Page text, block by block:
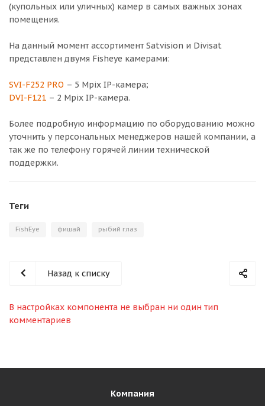
(купольных или уличных) камер в самых важных зонах
помещения.
На данный момент ассортимент Satvision и Divisat
представлен двумя Fisheye камерами:
SVI-F252 PRO – 5 Mpix IP-камера;
DVI-F121 – 2 Mpix IP-камера.
Более подробную информацию по оборудованию можно
уточнить у персональных менеджеров нашей компании, а
так же по телефону горячей линии технической
поддержки.
Теги
FishEye фишай рыбий глаз
Назад к списку
В настройках компонента не выбран ни один тип
комментариев
Компания